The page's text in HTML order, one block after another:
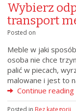
Wybierz
transport
Posted on
Meble w jaki
osoba nie chce
palić w piecach,
malowane i jest to
Continue reading
Posted in Bez kategorii